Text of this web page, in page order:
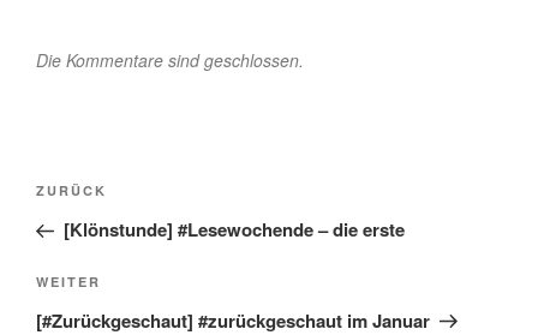
Die Kommentare sind geschlossen.
Beitragsnavigation
Vorheriger
Beitrag
ZURÜCK
[Klönstunde] #Lesewochende – die erste
Nächster
Beitrag
WEITER
[#Zurückgeschaut] #zurückgeschaut im Januar